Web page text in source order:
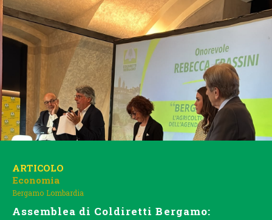
ARTICOLO
Economia
Bergamo Lombardia
Assemblea di Coldiretti Bergamo: